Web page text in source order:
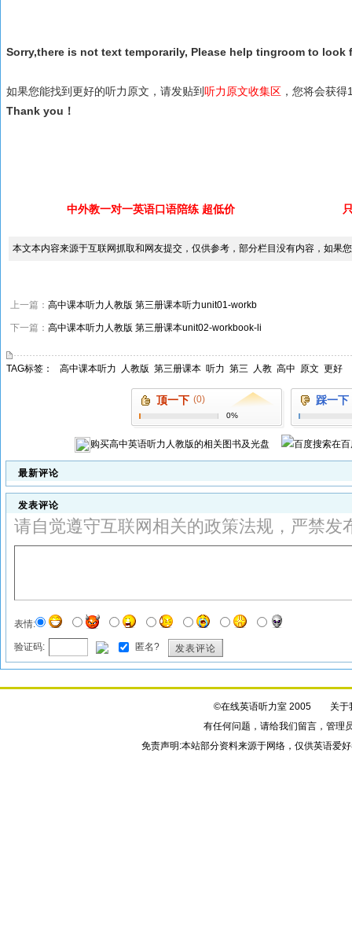
Sorry,there is not text temporarily, Please help tingroom to look
如果您能找到更好的听力原文，请发贴到听力原文收集区 ，您将会获
Thank you！
中外教一对一英语口语陪练 超低价
本文本内容来源于互联网抓取和网友提交，仅供参考，部分栏目没有内容，如果
上一篇： 高中课本听力人教版 第三册课本听力unit01-workb
下一篇： 高中课本听力人教版 第三册课本unit02-workbook-li
TAG标签： 高中课本听力 人教版 第三册课本 听力 第三 人教 高中 原文 更好
顶一下 (0)
0%
踩一下
购买高中英语听力人教版的相关图书及光盘 在百
最新评论
发表评论
请自觉遵守互联网相关的政策法规，严禁发
表情:
验证码: 匿名? 发表评论
©在线英语听力室 2005 关于
有任何问题，请给我们留言，管理
免责声明:本站部分资料来源于网络，仅供英语爱